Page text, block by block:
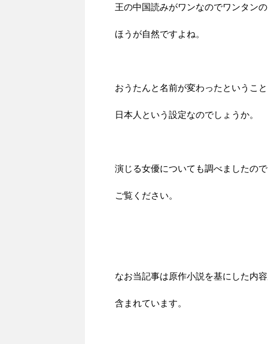
王の中国読みがワンなのでワンタンの
ほうが自然ですよね。
おうたんと名前が変わったというこ
日本人という設定なのでしょうか。
演じる女優についても調べましたので
ご覧ください。
なお当記事は原作小説を基にした内
含まれています。